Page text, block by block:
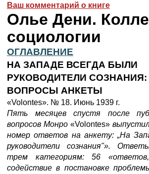
Ваш комментарий о книге
Олье Дени.
социологии
ОГЛАВЛЕНИЕ
НА ЗАПАДЕ ВСЕГДА БЫЛИ
РУКОВОДИТЕЛИ
ВОПРОСЫ АНКЕТЫ
«Volontes». № 18. Июнь 1939 г.
Пять месяцев спустя после
вопросов Монро «Volontes»
номер ответов на анкету: „На
руководители сознания"».
трем категориям: 56
содействие в постановке